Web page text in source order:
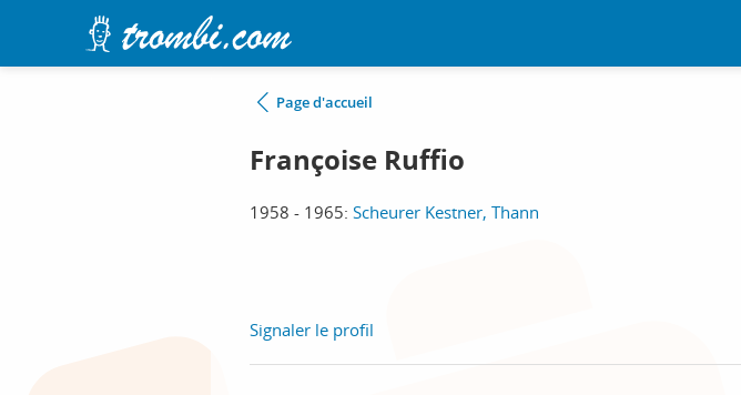
Page d'accueil
Françoise Ruffio
1958 - 1965: Scheurer Kestner, Thann
Signaler le profil